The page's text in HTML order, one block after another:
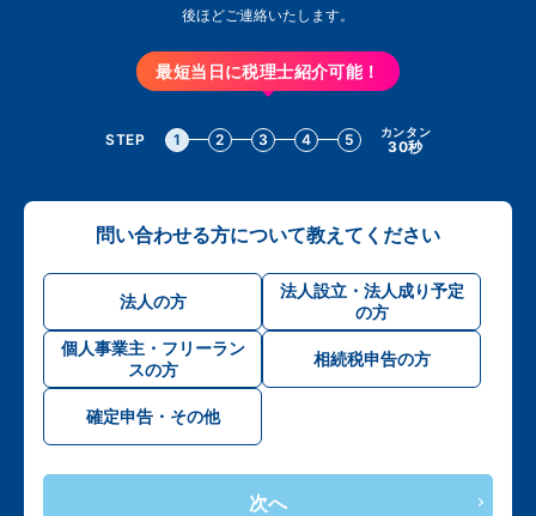
後ほどご連絡いたします。
最短当日に税理士紹介可能！
STEP 1 2 3 4 5 カンタン
30秒
問い合わせる方について教えてください
法人の方
法人設立・法人成り予定
の方
個人事業主・フリーラン
スの方
相続税申告の方
確定申告・その他
次へ